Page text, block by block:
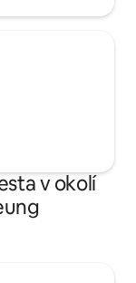
mora, žiadne
v okolí